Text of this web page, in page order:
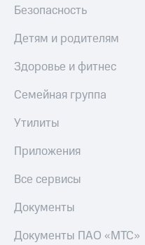
Безопасность
Детям и родителям
Здоровье и фитнес
Семейная группа
Утилиты
Приложения
Все сервисы
Документы
Документы ПАО «МТС»